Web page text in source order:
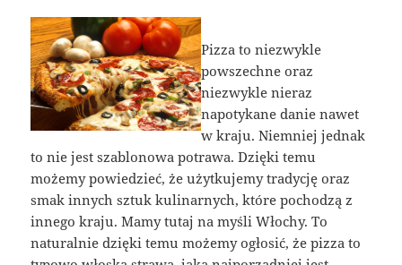
Pizza to niezwykle
powszechne oraz
niezwykle nieraz
napotykane danie nawet
w kraju. Niemniej jednak
to nie jest szablonowa potrawa. Dzięki temu
możemy powiedzieć, że użytkujemy tradycję oraz
smak innych sztuk kulinarnych, które pochodzą z
innego kraju. Mamy tutaj na myśli Włochy. To
naturalnie dzięki temu możemy ogłosić, że pizza to